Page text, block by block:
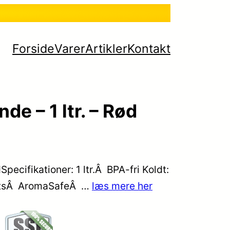
ForsideVarerArtiklerKontakt
– 1 ltr. – Rød
1 ltr.Â BPA-fri Koldt:
AromaSafeÂ … læs mere her